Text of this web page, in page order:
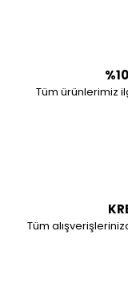
Tüm ürünlerimiz
Tüm